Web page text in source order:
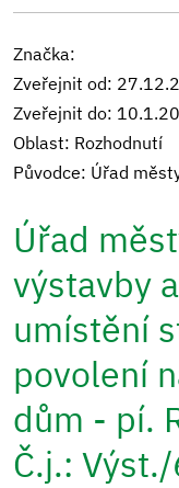
Značka:
Zveřejnit od:
Zveřejnit do:
Oblast: Rozhodnutí
Původce: Úřad
Úřad
výstavby
umístění
povolení
dům - pí.
Č.j.: